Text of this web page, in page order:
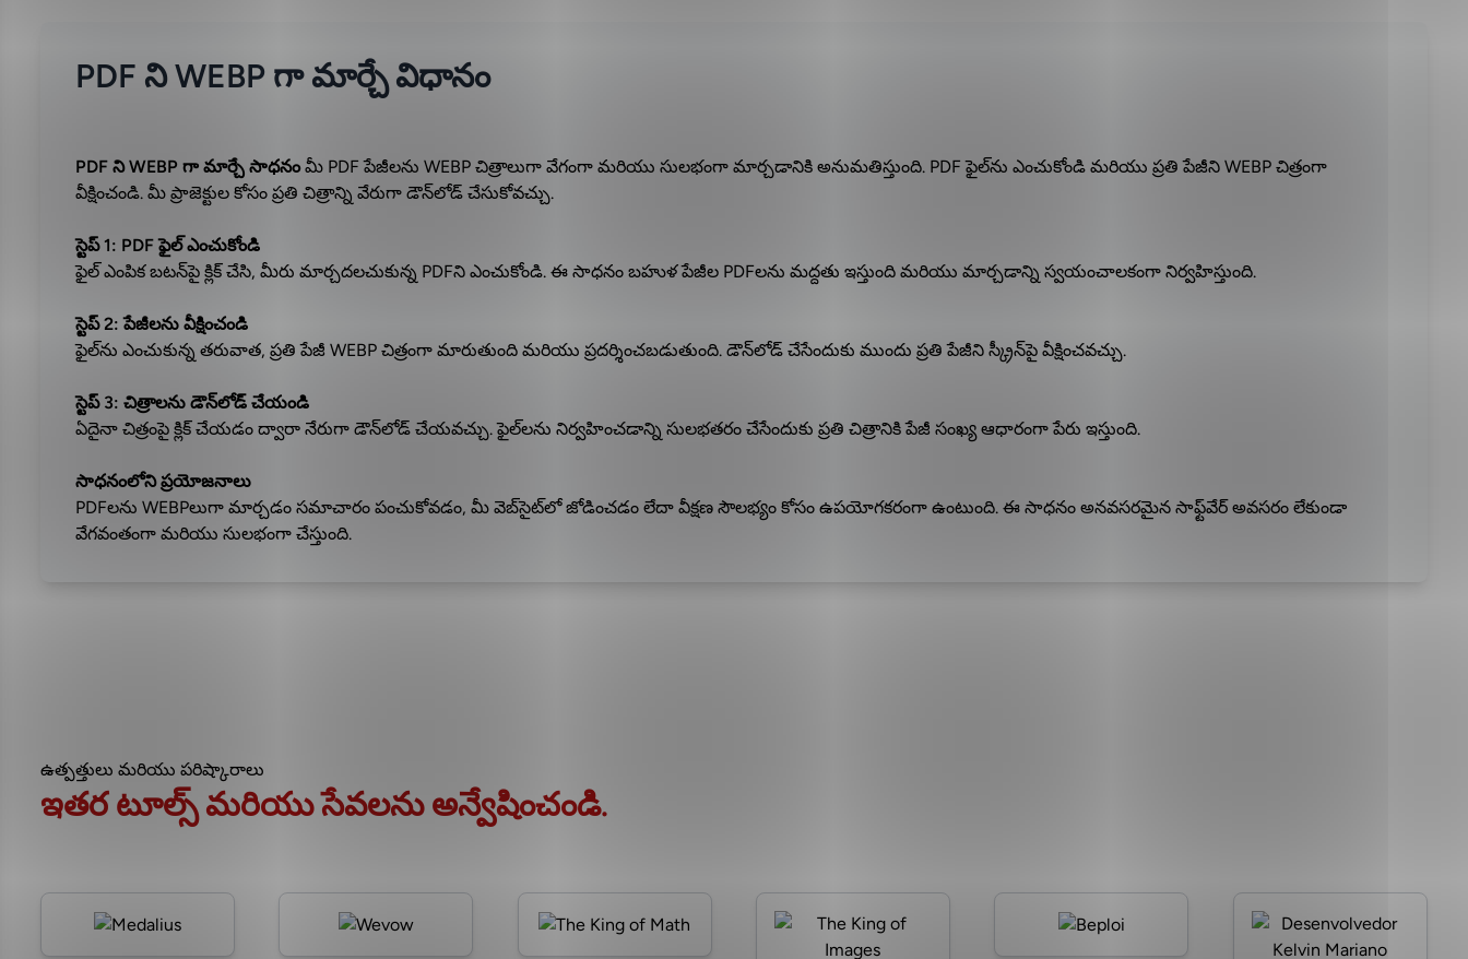
PDF ని WEBP గా మార్చే విధానం
PDF ని WEBP గా మార్చే సాధనంమీ PDF పేజీలను WEBP చిత్రాలుగా వేగంగా మరియు సులభంగా మార్చడానికి అనుమతిస్తుంది. PDF ఫైల్‌ను ఎంచుకోండి మరియు ప్రతి పేజీని WEBP చిత్రంగా
వీక్షించండి. మీ ప్రాజెక్టుల కోసం ప్రతి చిత్రాన్ని వేరుగా డౌన్‌లోడ్ చేసుకోవచ్చు.
స్టెప్ 1: PDF ఫైల్ ఎంచుకోండి
ఫైల్ ఎంపిక బటన్‌పై క్లిక్ చేసి, మీరు మార్చదలచుకున్న PDFని ఎంచుకోండి. ఈ సాధనం బహుళ పేజీల PDFలను మద్దతు ఇస్తుంది మరియు మార్చడాన్ని స్వయంచాలకంగా నిర్వహిస్తుంది.
స్టెప్ 2: పేజీలను వీక్షించండి
ఫైల్‌ను ఎంచుకున్న తరువాత, ప్రతి పేజీ WEBP చిత్రంగా మారుతుంది మరియు ప్రదర్శించబడుతుంది. డౌన్‌లోడ్ చేసేందుకు ముందు ప్రతి పేజీని స్క్రీన్‌పై వీక్షించవచ్చు.
స్టెప్ 3: చిత్రాలను డౌన్‌లోడ్ చేయండి
ఏదైనా చిత్రంపై క్లిక్ చేయడం ద్వారా నేరుగా డౌన్‌లోడ్ చేయవచ్చు. ఫైల్‌లను నిర్వహించడాన్ని సులభతరం చేసేందుకు ప్రతి చిత్రానికి పేజీ సంఖ్య ఆధారంగా పేరు ఇస్తుంది.
సాధనంలోని ప్రయోజనాలు
PDFలను WEBPలుగా మార్చడం సమాచారం పంచుకోవడం, మీ వెబ్‌సైట్‌లో జోడించడం లేదా వీక్షణ సౌలభ్యం కోసం ఉపయోగకరంగా ఉంటుంది. ఈ సాధనం అనవసరమైన సాఫ్ట్‌వేర్ అవసరం లేకుండా
వేగవంతంగా మరియు సులభంగా చేస్తుంది.
ఉత్పత్తులు మరియు పరిష్కారాలు
ఇతర టూల్స్ మరియు సేవలను అన్వేషించండి.